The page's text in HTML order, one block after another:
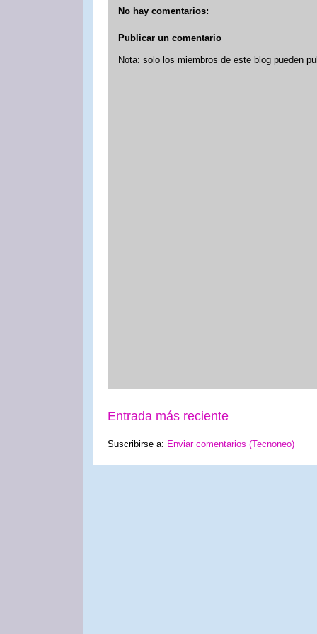
No hay comentarios:
Publicar un comentario
Nota: solo los miembros de este blog pueden
Entrada más reciente
Suscribirse a: Enviar comentarios (Tecnoneo)